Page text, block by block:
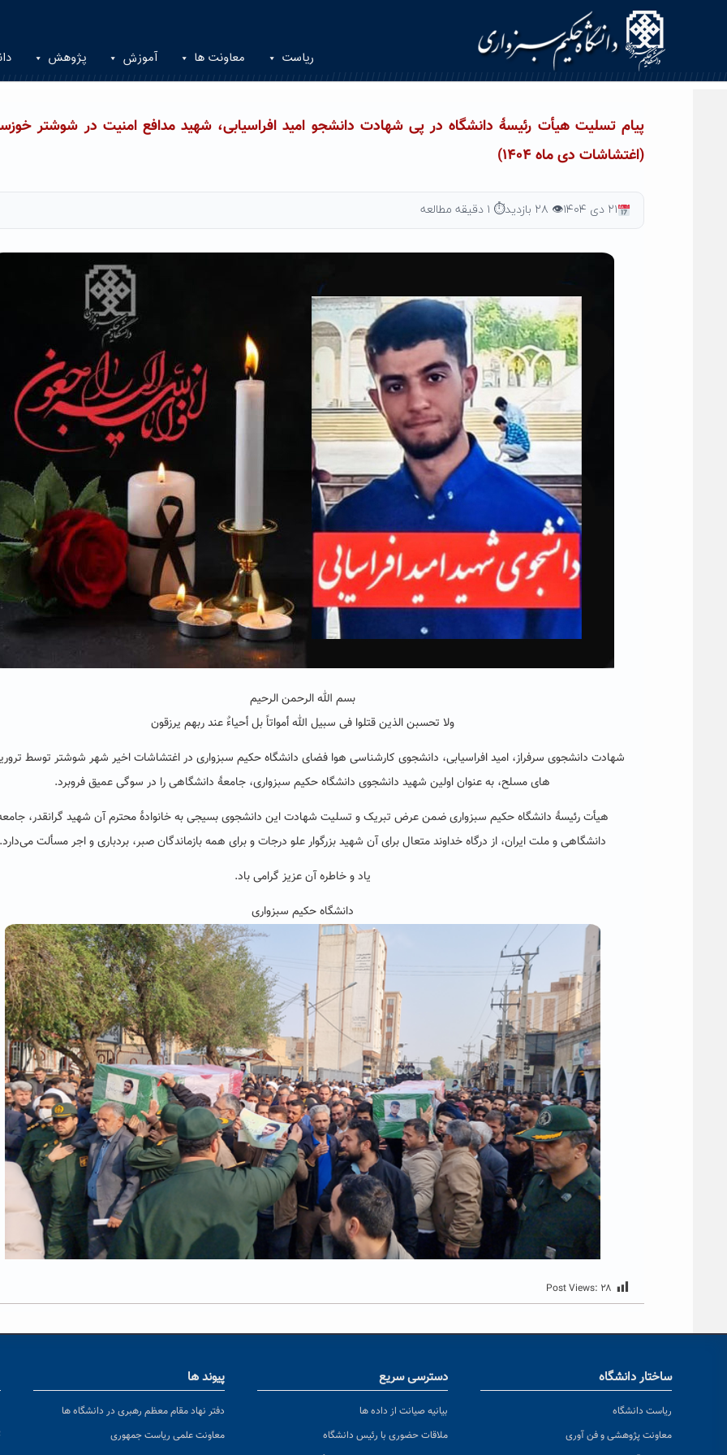
ریاست معاونت ها آموزش پژوهش
پیام تسلیت هیأت رئیسۀ دانشگاه در پی شهادت دانشجو امید افراسیابی، شهید مدافع امنیت در شوشتر
(اغتشاشات دی ماه ۱۴۰۴)
۲۱ دی ۱۴۰۴ 👁 ۲۸ بازدید ⏱ ۱ دقیقه مطالعه
بسم الله الرحمن الرحیم
ولا تحسبن الذین قتلوا فی سبیل الله أمواتاً بل أحیاءٌ عند ربهم یرزقون
شهادت دانشجوی سرفراز، امید افراسیابی، دانشجوی کارشناسی هوا فضای دانشگاه حکیم سبزواری در اغتشاشات اخیر شهر شوشتر توسط
های مسلح، به عنوان اولین شهید دانشجوی دانشگاه حکیم سبزواری، جامعۀ دانشگاهی را در سوگی عمیق فروبرد.
هیأت رئیسۀ دانشگاه حکیم سبزواری ضمن عرض تبریک و تسلیت شهادت این دانشجوی بسیجی به خانوادۀ محترم آن شهید گرانقدر،
دانشگاهی و ملت ایران، از درگاه خداوند متعال برای آن شهید بزرگوار علو درجات و برای همه بازماندگان صبر، بردباری و اجر مسألت
یاد و خاطره آن عزیز گرامی باد.
دانشگاه حکیم سبزواری
Post Views: ۲۸
ساختار دانشگاه
ریاست دانشگاه
معاونت پژوهشی و فن آوری
دسترسی سریع
بیانیه صیانت از داده ها
ملاقات حضوری با رئیس دانشگاه
پیوند ها
دفتر نهاد مقام معظم رهبری در دانشگاه ها
معاونت علمی ریاست جمهوری